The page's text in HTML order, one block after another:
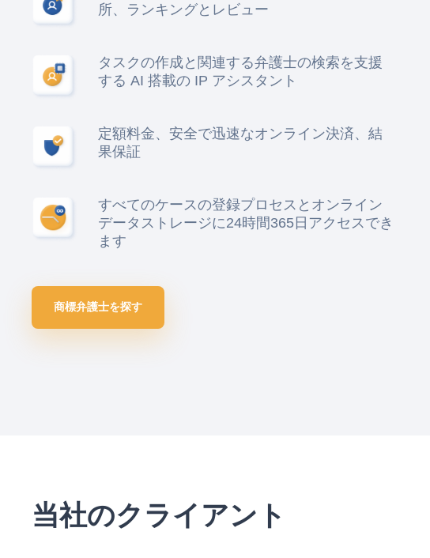
所、ランキングとレビュー
タスクの作成と関連する弁護士の検索を支援
する AI 搭載の IP アシスタント
定額料金、安全で迅速なオンライン決済、結
果保証
すべてのケースの登録プロセスとオンライン
データストレージに24時間365日アクセスでき
ます
商標弁護士を探す
当社のクライアント